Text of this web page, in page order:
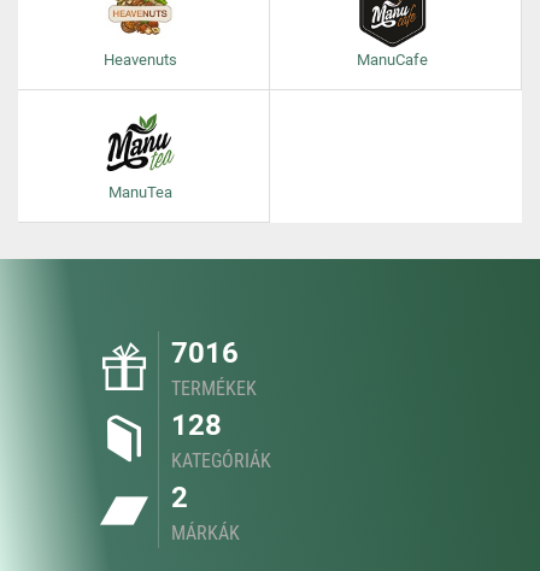
Heavenuts ManuCafe
ManuTea
7016
TERMÉKEK
128
KATEGÓRIÁK
2
MÁRKÁK